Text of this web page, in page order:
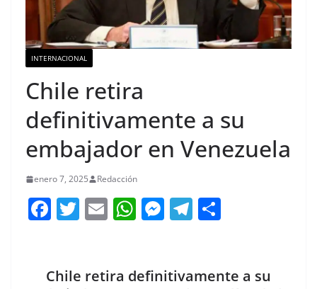
INTERNACIONAL
Chile retira
definitivamente a su
embajador en Venezuela
enero 7, 2025 Redacción
F
e
T
er
E
l
W
s
M
e
T
gr p
Chile retira definitivamente a su